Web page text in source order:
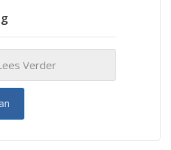
Verder